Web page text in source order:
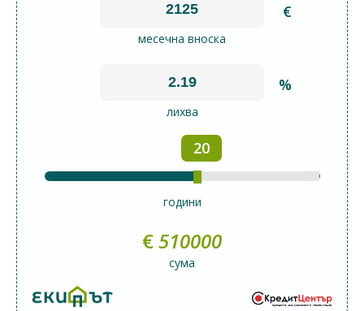
€
месечна вноска
%
лихва
20
години
€510000
сума